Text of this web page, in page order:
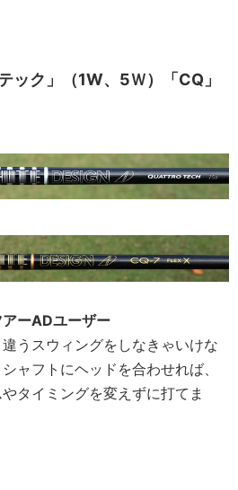
ック」（1W、5Ｗ）「CQ」
ーADユーザー
違うスウィングをしなきゃいけな
ャフトにヘッドを合わせれば、
タイミングを変えずに打てま